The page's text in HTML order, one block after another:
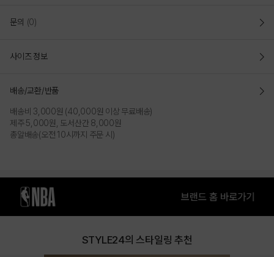
- 후면 지퍼 포켓을 적용하여 메인 수납공간 사용에 편리함
- 용량: 22L
문의 (0)
사이즈 정보
배송/교환/반품
배송비 3,000원 (40,000원 이상 무료배송)
제주 5,000원, 도서산간 8,000원
총알배송(오전 10시까지 주문 시)
STYLE24의 스타일링 추천